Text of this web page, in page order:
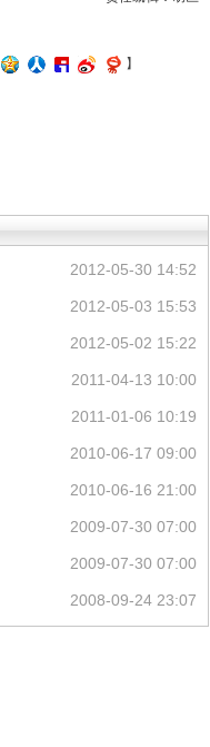
】
2012-05-30 14:52
2012-05-03 15:53
2012-05-02 15:22
2011-04-13 10:00
2011-01-06 10:19
2010-06-17 09:00
2010-06-16 21:00
2009-07-30 07:00
2009-07-30 07:00
2008-09-24 23:07